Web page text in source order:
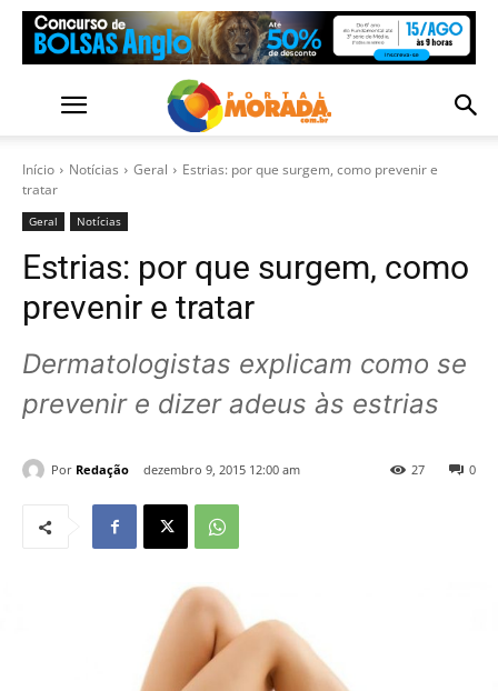
Início Notícias Geral
Estrias: por que surgem, como prevenir e
tratar
Geral Notícias
Estrias: por que surgem, como
prevenir e tratar
Dermatologistas explicam como se
prevenir e dizer adeus às estrias
Por Redação dezembro 9, 2015 12:00 am 0
27